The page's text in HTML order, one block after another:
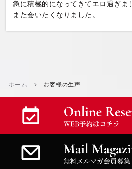
急に積極的になってきてエロ過ぎま
また会いたくなりました。
ホーム お客様の生声